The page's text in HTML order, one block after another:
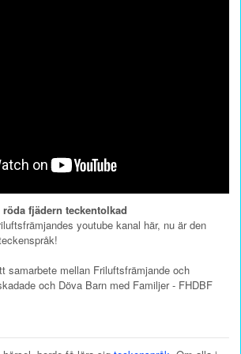
fjädern teckentolkad
youtube kanal här, nu är den
samarbete mellan Friluftsfrämjande och
och Döva Barn med Familjer - FHDBF